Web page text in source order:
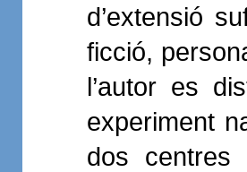
d’extensió
ficció,
l’autor es
experiment
dos centres